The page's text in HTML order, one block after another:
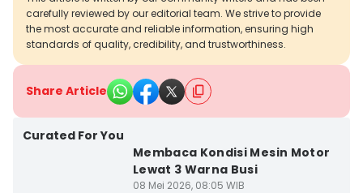
carefully reviewed by our editorial team. We strive to provide
the most accurate and reliable information, ensuring high
standards of quality, credibility, and trustworthiness.
Share Article
Curated For You
Membaca Kondisi Mesin Motor
Lewat 3 Warna Busi
08 Mei 2026, 08:05 WIB